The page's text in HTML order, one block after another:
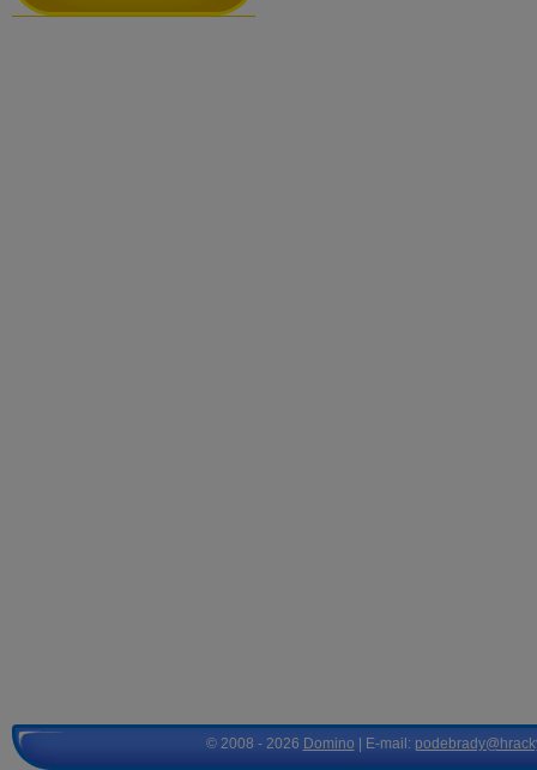
© 2008 - 2026 Domino | E-mail: